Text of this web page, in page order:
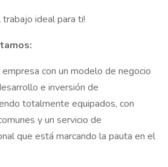
trabajo ideal para ti!
empresa con un modelo de negocio
e inversión de
totalmente equipados, con
y un servicio de
que está marcando la pauta en el